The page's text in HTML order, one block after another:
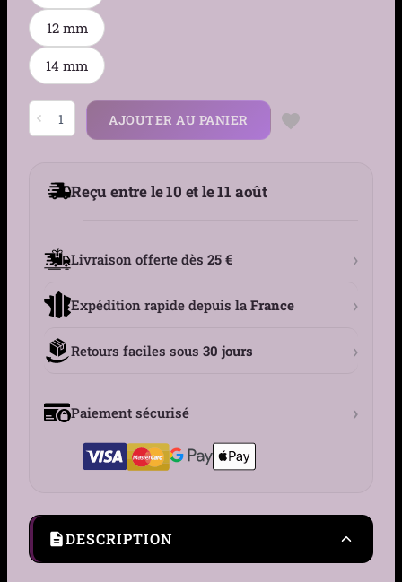
12 mm
14 mm
quantité
de
Piercing
Acier
AJOUTER AU PANIER
Reçu entre le 10 et le 11 août
Livraison offerte dès 25 € ›
Expédition rapide depuis la France ›
Retours faciles sous 30 jours ›
Paiement sécurisé ›
DESCRIPTION